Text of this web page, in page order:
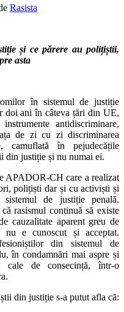
Rasista
și ce părere au polițiștii,
asta
în sistemul de justiție
doi ani în câteva țări din UE,
antidiscriminare,
de zi cu zi discriminarea
camuflată în pejudecățile
din justiție și nu numai ei.
APADOR-CH care a realizat
polițiști dar și cu activiști și
de justiție penală.
rasismul continuă să existe
cauzalitate aparent greu de
e cunoscut și acceptat.
din sistemul de
în condamnări mai aspre și
de consecință, într-o
din justiție s-a putut afla că: